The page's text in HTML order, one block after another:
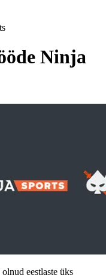
Ninja
eestlaste üks